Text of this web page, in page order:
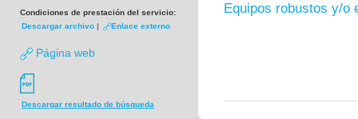
Condiciones de prestación del servicio:
Descargar archivo | Enlace externo
Página web
Descargar resultado de búsqueda
Equipos robustos y/o